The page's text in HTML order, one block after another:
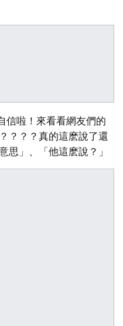
信啦！來看看網友們的
？？？真的這麽說了還
思」、「他這麽說？」